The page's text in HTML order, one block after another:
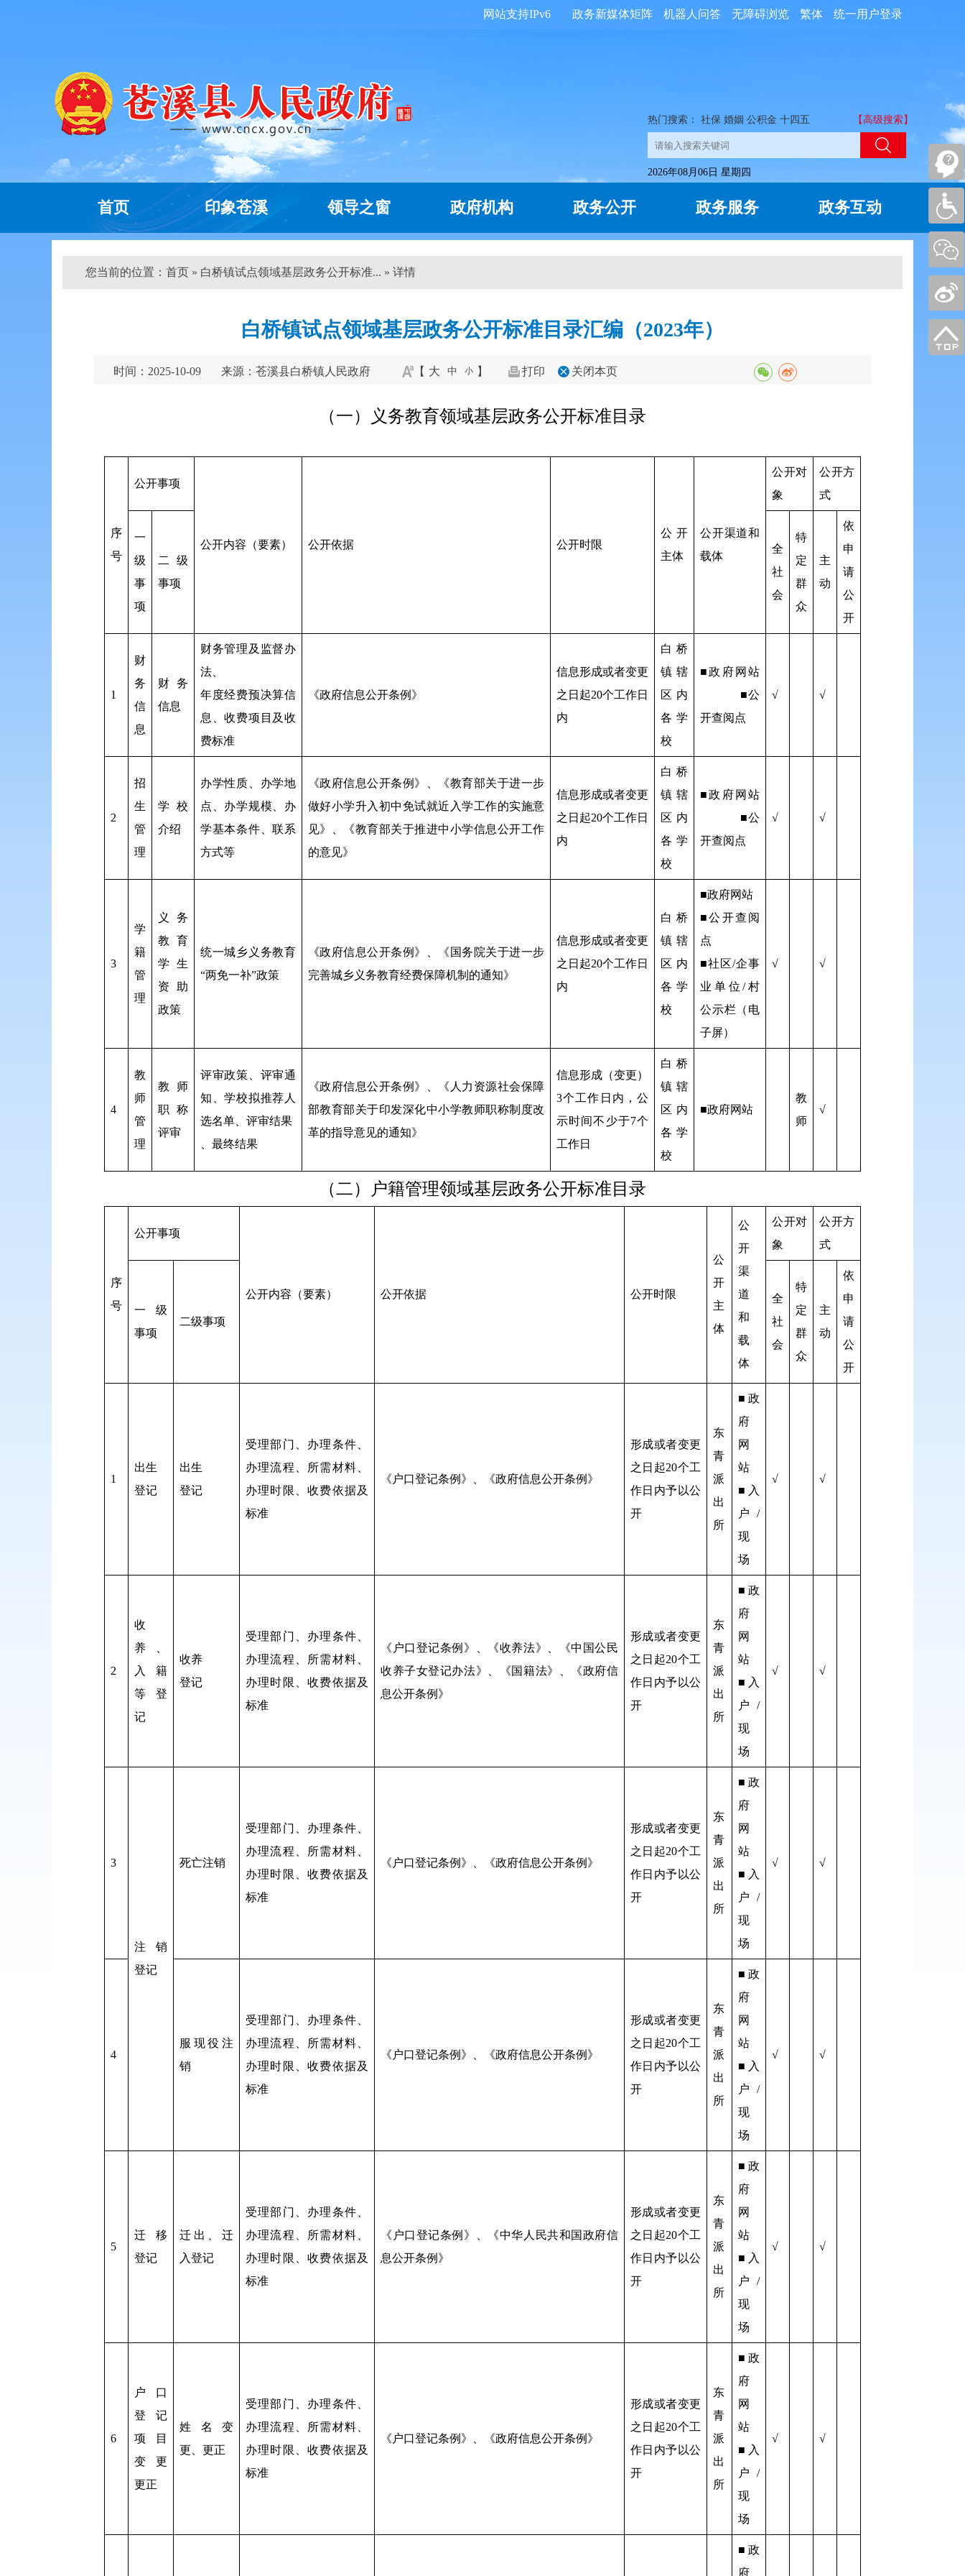
统一用户登录
繁体
无障碍浏览
机器人问答
政务新媒体矩阵
网站支持IPv6
热门搜索： 社保 婚姻 公积金 十四五 【高级搜索】
2026年08月06日 星期四
首页 印象苍溪 领导之窗 政府机构 政务公开 政务服务 政务互动
您当前的位置： 首页 » 白桥镇试点领域基层政务公开标准... » 详情
白桥镇试点领域基层政务公开标准目录汇编（2023年）
时间：2025-10-09 来源：苍溪县白桥镇人民政府 【 大 中 小 】 打印 关闭本页
（一）义务教育领域基层政务公开标准目录
序
号
公开事项
公开内容（要素） 公开依据 公开时限
公开
主体
公开渠道和
载体
公开对
象
公开方
式
一
级
事
项
二级
事项
全
社
会
特
定
群
众
主
动
依
申
请
公
开
1
财
务
信
息
财务
信息
财务管理及监督办
法、
年度经费预决算信
息、收费项目及收
费标准
《政府信息公开条例》
信息形成或者变更
之日起20个工作日
内
白桥
镇辖
区内
各学
校
■政府网站
■公
开查阅点
√ √
2
招
生
管
理
学校
介绍
办学性质、办学地
点、办学规模、办
学基本条件、联系
方式等
《政府信息公开条例》、《教育部关于进一步
做好小学升入初中免试就近入学工作的实施意
见》、《教育部关于推进中小学信息公开工作
的意见》
信息形成或者变更
之日起20个工作日
内
白桥
镇辖
区内
各学
校
■政府网站
■公
开查阅点
√ √
3
学
籍
管
理
义务
教育
学生
资助
政策
统一城乡义务教育
“两免一补”政策
《政府信息公开条例》、《国务院关于进一步
完善城乡义务教育经费保障机制的通知》
信息形成或者变更
之日起20个工作日
内
白桥
镇辖
区内
各学
校
■政府网站
■公开查阅
点
■社区/企事
业单位/村
公示栏（电
子屏）
√ √
4
教
师
管
理
教师
职称
评审
评审政策、评审通
知、学校拟推荐人
选名单、评审结果
、最终结果
《政府信息公开条例》、《人力资源社会保障
部教育部关于印发深化中小学教师职称制度改
革的指导意见的通知》
信息形成（变更）
3个工作日内，公
示时间不少于7个
工作日
白桥
镇辖
区内
各学
校
■政府网站
教
师
√
（二）户籍管理领域基层政务公开标准目录
序
号
公开事项
公开内容（要素） 公开依据 公开时限
公
开
主
体
公
开
渠
道
和
载
体
公开对
象
公开方
式
一级
事项
二级事项
全
社
会
特
定
群
众
主
动
依
申
请
公
开
1
出生
登记
出生
登记
受理部门、办理条件、
办理流程、所需材料、
办理时限、收费依据及
标准
《户口登记条例》、《政府信息公开条例》
形成或者变更
之日起20个工
作日内予以公
开
东
青
派
出
所
■政
府
网
站
■入
户/
现
场
√ √
2
收
养、
入籍
等登
记
收养
登记
受理部门、办理条件、
办理流程、所需材料、
办理时限、收费依据及
标准
《户口登记条例》、《收养法》、《中国公民
收养子女登记办法》、《国籍法》、《政府信
息公开条例》
形成或者变更
之日起20个工
作日内予以公
开
东
青
派
出
所
■政
府
网
站
■入
户/
现
场
√ √
3
注销
登记
死亡注销
受理部门、办理条件、
办理流程、所需材料、
办理时限、收费依据及
标准
《户口登记条例》、《政府信息公开条例》
形成或者变更
之日起20个工
作日内予以公
开
东
青
派
出
所
■政
府
网
站
■入
户/
现
场
√ √
4
服现役注
销
受理部门、办理条件、
办理流程、所需材料、
办理时限、收费依据及
标准
《户口登记条例》、《政府信息公开条例》
形成或者变更
之日起20个工
作日内予以公
开
东
青
派
出
所
■政
府
网
站
■入
户/
现
场
√ √
5
迁移
登记
迁出、迁
入登记
受理部门、办理条件、
办理流程、所需材料、
办理时限、收费依据及
标准
《户口登记条例》、《中华人民共和国政府信
息公开条例》
形成或者变更
之日起20个工
作日内予以公
开
东
青
派
出
所
■政
府
网
站
■入
户/
现
场
√ √
6
户口
登记
项目
变更
更正
姓名变
更、更正
受理部门、办理条件、
办理流程、所需材料、
办理时限、收费依据及
标准
《户口登记条例》、《政府信息公开条例》
形成或者变更
之日起20个工
作日内予以公
开
东
青
派
出
所
■政
府
网
站
■入
户/
现
场
√ √
■政
府